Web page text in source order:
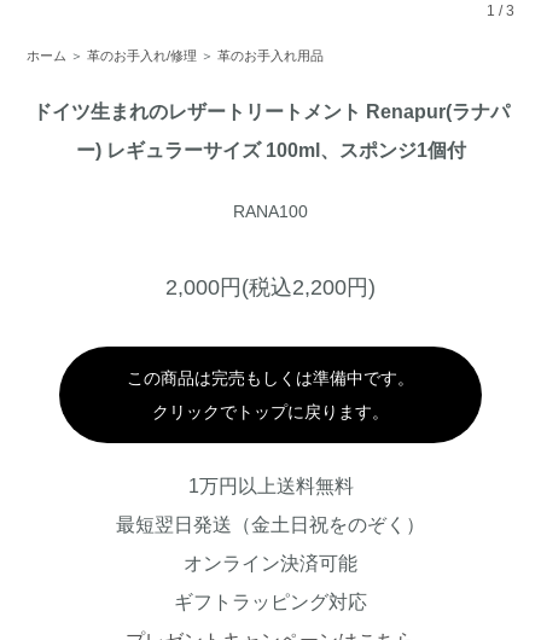
1 /3
ホーム ＞革のお手入れ/修理 ＞革のお手入れ用品
ドイツ生まれのレザートリートメント Renapur(ラナパ
ー) レギュラーサイズ 100ml、スポンジ1個付
RANA100
2,000円(税込2,200円)
この商品は完売もしくは準備中です。
クリックでトップに戻ります。
1万円以上送料無料
最短翌日発送（金土日祝をのぞく）
オンライン決済可能
ギフトラッピング対応